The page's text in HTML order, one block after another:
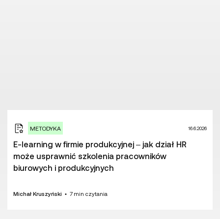
METODYKA 16.6.2026
E-learning w firmie produkcyjnej – jak dział HR
może usprawnić szkolenia pracowników
biurowych i produkcyjnych
Michał Kruszyński • 7 min czytania